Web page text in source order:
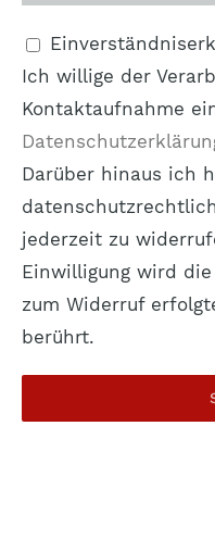
Ich willige der
Kontaktaufnahme
Darüber hinaus ich
jederzeit zu
Einwilligung wird
zum Widerruf
berührt.